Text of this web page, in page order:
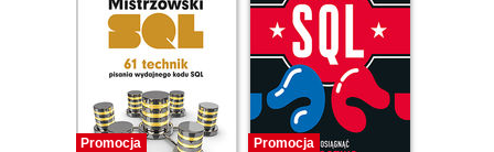
Promocja Promocja